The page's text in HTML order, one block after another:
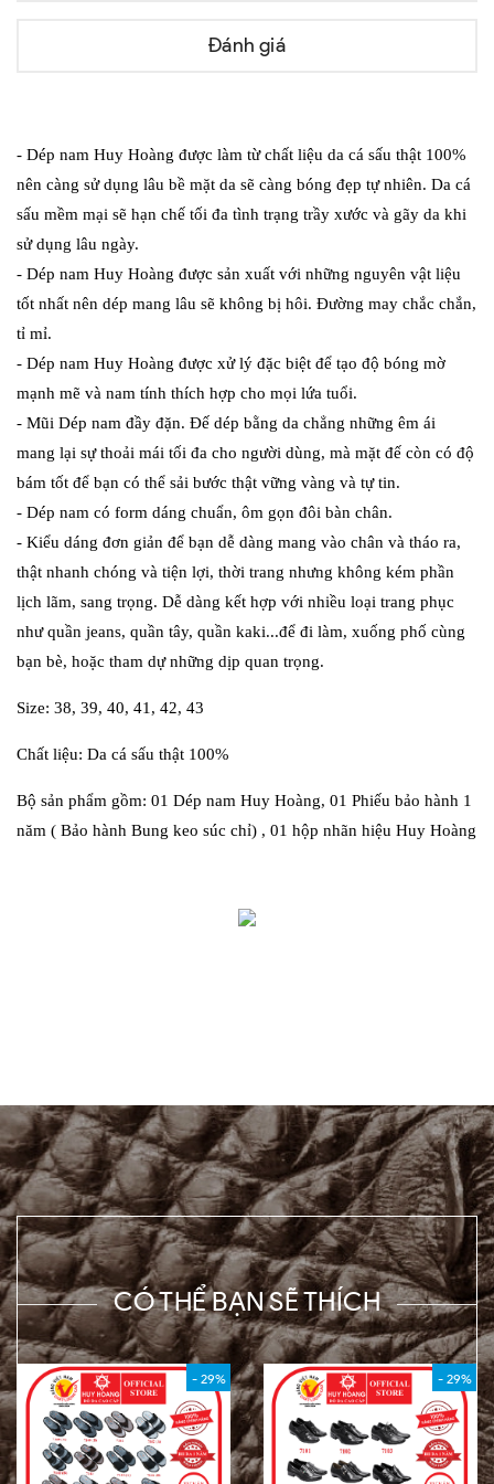
Đánh giá
- Dép nam Huy Hoàng được làm từ chất liệu da cá sấu thật 100%
nên càng sử dụng lâu bề mặt da sẽ càng bóng đẹp tự nhiên. Da cá
sấu mềm mại sẽ hạn chế tối đa tình trạng trầy xước và gãy da khi
sử dụng lâu ngày.
- Dép nam Huy Hoàng được sản xuất với những nguyên vật liệu
tốt nhất nên dép mang lâu sẽ không bị hôi. Đường may chắc chắn,
tỉ mỉ.
- Dép nam Huy Hoàng được xử lý đặc biệt để tạo độ bóng mờ
mạnh mẽ và nam tính thích hợp cho mọi lứa tuổi.
- Mũi Dép nam đầy đặn. Đế dép bằng da chẳng những êm ái
mang lại sự thoải mái tối đa cho người dùng, mà mặt đế còn có độ
bám tốt để bạn có thể sải bước thật vững vàng và tự tin.
- Dép nam có form dáng chuẩn, ôm gọn đôi bàn chân.
- Kiểu dáng đơn giản để bạn dễ dàng mang vào chân và tháo ra,
thật nhanh chóng và tiện lợi, thời trang nhưng không kém phần
lịch lãm, sang trọng. Dễ dàng kết hợp với nhiều loại trang phục
như quần jeans, quần tây, quần kaki...để đi làm, xuống phố cùng
bạn bè, hoặc tham dự những dịp quan trọng.
Size: 38, 39, 40, 41, 42, 43
Chất liệu: Da cá sấu thật 100%
Bộ sản phẩm gồm: 01 Dép nam Huy Hoàng, 01 Phiếu bảo hành 1
năm ( Bảo hành Bung keo súc chỉ) , 01 hộp nhãn hiệu Huy Hoàng
CÓ THỂ BẠN SẼ THÍCH
- 29% - 29%